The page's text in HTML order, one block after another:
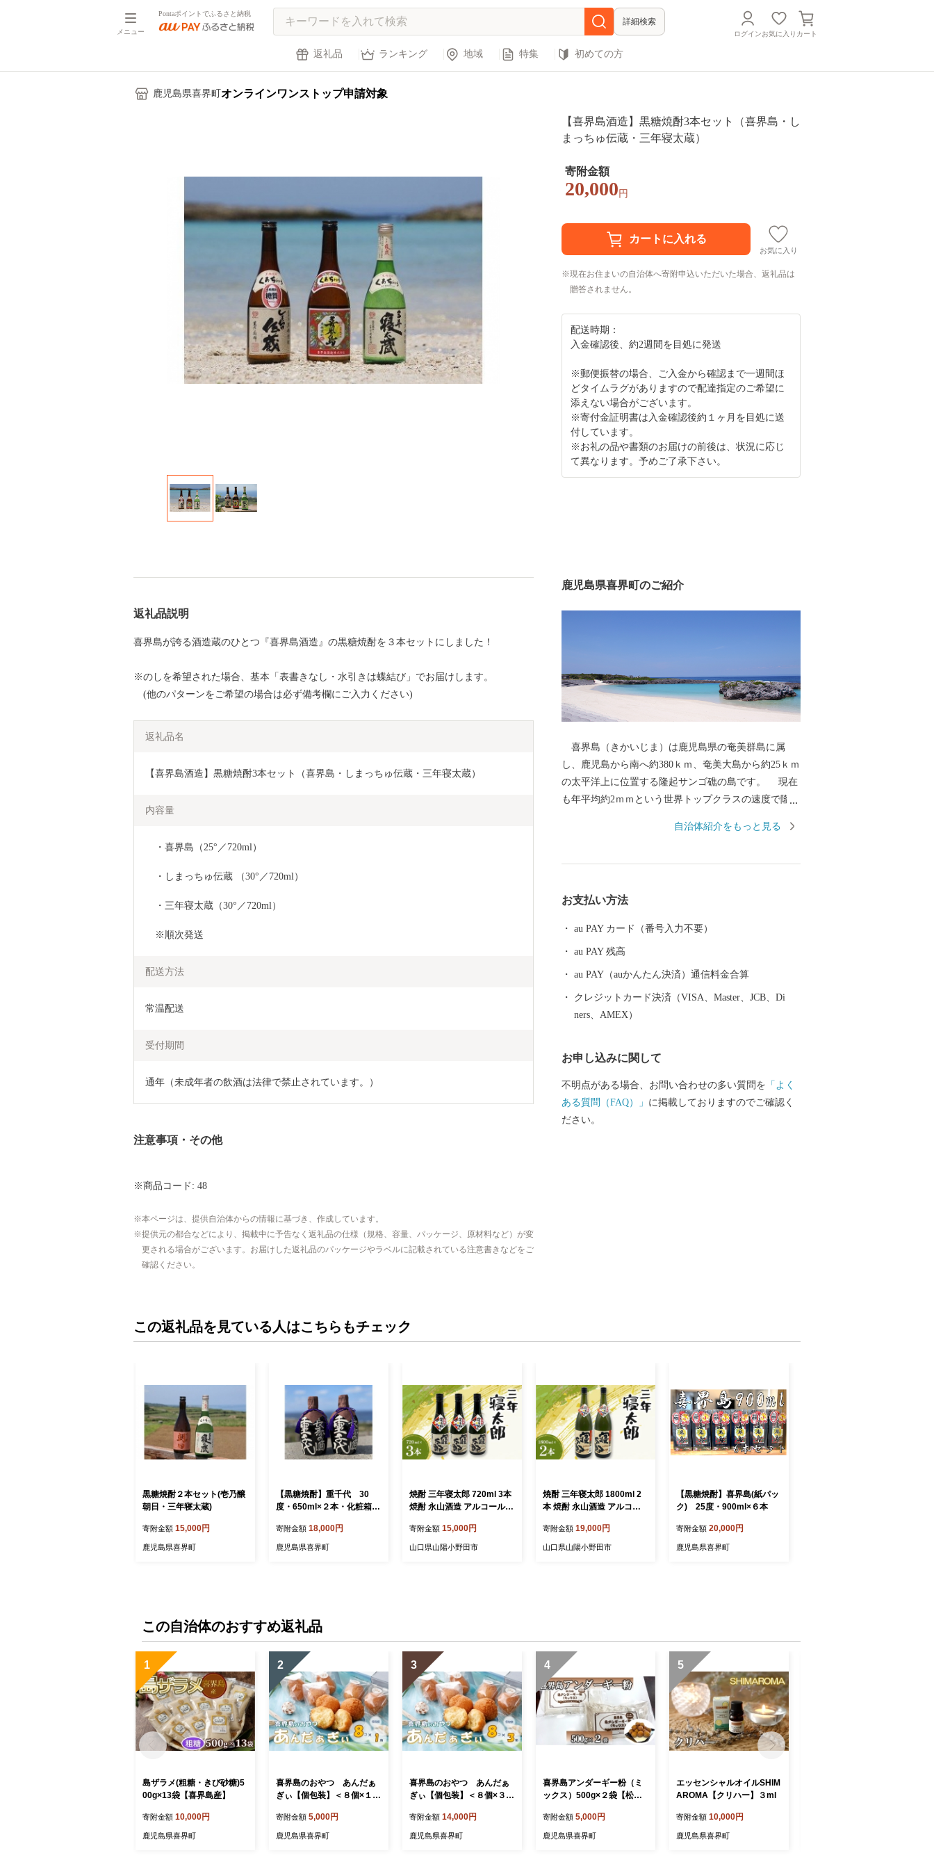
メニュー
Pontaポイントでふるさと納税
詳細検索
ログインお気に入り カート
返礼品 ランキング 地域 特集 初めての方
鹿児島県喜界町 オンラインワンストップ申請対象
【喜界島酒造】黒糖焼酎3本セット（喜界島・し
まっちゅ伝蔵・三年寝太蔵）
寄附金額
20,000 円
お気に入り
現在お住まいの自治体へ寄附申込いただいた場合、返礼品は
贈答されません。
配送時期：
入金確認後、約2週間を目処に発送
※郵便振替の場合、ご入金から確認まで一週間ほ
どタイムラグがありますので配達指定のご希望に
添えない場合がございます。
※寄付金証明書は入金確認後約１ヶ月を目処に送
付しています。
※お礼の品や書類のお届けの前後は、状況に応じ
て異なります。予めご了承下さい。
返礼品説明
喜界島が誇る酒造蔵のひとつ『喜界島酒造』の黒糖焼酎を３本セットにしました！
※のしを希望された場合、基本「表書きなし・水引きは蝶結び」でお届けします。
(他のパターンをご希望の場合は必ず備考欄にご入力ください)
返礼品名
【喜界島酒造】黒糖焼酎3本セット（喜界島・しまっちゅ伝蔵・三年寝太蔵）
内容量
・喜界島（25°／720ml）
・しまっちゅ伝蔵 （30°／720ml）
・三年寝太蔵（30°／720ml）
※順次発送
配送方法
常温配送
受付期間
通年（未成年者の飲酒は法律で禁止されています。）
注意事項・その他
※商品コード: 48
本ページは、提供自治体からの情報に基づき、作成しています。
提供元の都合などにより、掲載中に予告なく返礼品の仕様（規格、容量、パッケージ、原材料など）が変
更される場合がございます。お届けした返礼品のパッケージやラベルに記載されている注意書きなどをご
確認ください。
鹿児島県喜界町のご紹介
喜界島（きかいじま）は鹿児島県の奄美群島に属
し、鹿児島から南へ約380ｋｍ、奄美大島から約25ｋｍ
の太平洋上に位置する隆起サンゴ礁の島です。 現在
も年平均約2ｍｍという世界トップクラスの速度で隆起
には段丘が広がり一番高いところでも標高は211ｍしか
なく、平坦な島といえます。主な産業はサトウキビを
シェアを誇ります。
自治体紹介をもっと見る
お支払い方法
au PAY カード（番号入力不要）
au PAY 残高
au PAY（auかんたん決済）通信料金合算
クレジットカード決済（VISA、Master、JCB、Di
ners、AMEX）
お申し込みに関して
不明点がある場合、お問い合わせの多い質問を 「よく
ある質問（FAQ）」 に掲載しておりますのでご確認く
ださい。
この返礼品を見ている人はこちらもチェック
黒糖焼酎２本セット(壱乃醸
朝日・三年寝太蔵)
寄附金額 15,000円
鹿児島県喜界町
【黒糖焼酎】重千代 30
度・650ml×２本・化粧箱入
寄附金額 18,000円
鹿児島県喜界町
焼酎 三年寝太郎 720ml 3本
焼酎 永山酒造 アルコール
寄附金額 15,000円
山口県山陽小野田市
焼酎 三年寝太郎 1800ml 2
本 焼酎 永山酒造 アルコー
寄附金額 19,000円
山口県山陽小野田市
【黒糖焼酎】喜界島(紙パッ
ク) 25度・900ml×６本
寄附金額 20,000円
鹿児島県喜界町
この自治体のおすすめ返礼品
1
島ザラメ(粗糖・きび砂糖)5
00g×13袋【喜界島産】
寄附金額 10,000円
鹿児島県喜界町
2
喜界島のおやつ あんだぁ
ぎぃ【個包装】＜８個×１箱
寄附金額 5,000円
鹿児島県喜界町
3
喜界島のおやつ あんだぁ
ぎぃ【個包装】＜８個×３箱
寄附金額 14,000円
鹿児島県喜界町
4
喜界島アンダーギー粉（ミ
ックス）500g×２袋【松村
寄附金額 5,000円
鹿児島県喜界町
5
エッセンシャルオイルSHIM
AROMA【クリハー】３ml
寄附金額 10,000円
鹿児島県喜界町